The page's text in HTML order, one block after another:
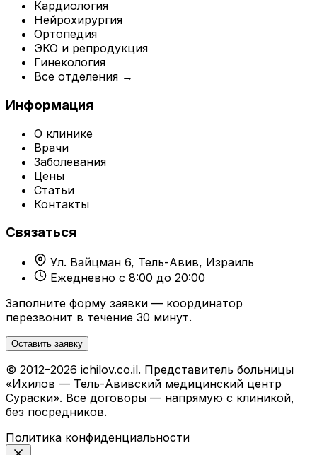
Кардиология
Нейрохирургия
Ортопедия
ЭКО и репродукция
Гинекология
Все отделения →
Информация
О клинике
Врачи
Заболевания
Цены
Статьи
Контакты
Связаться
Ул. Вайцман 6, Тель-Авив, Израиль
Ежедневно с 8:00 до 20:00
Заполните форму заявки — координатор
перезвонит в течение 30 минут.
Оставить заявку
© 2012–2026 ichilov.co.il. Представитель больницы
«Ихилов — Тель-Авивский медицинский центр
Сураски». Все договоры — напрямую с клиникой,
без посредников.
Политика конфиденциальности